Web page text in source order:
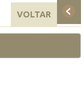
VOLTAR